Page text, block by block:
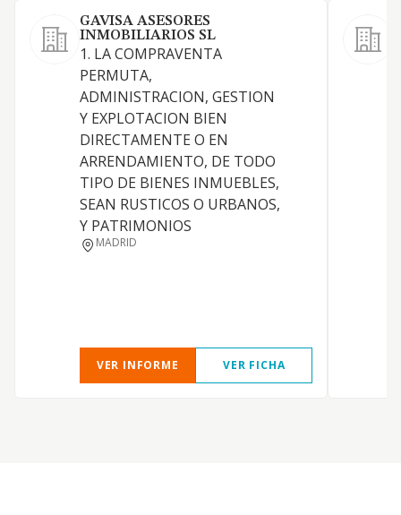
GAVISA ASESORES
INMOBILIARIOS SL
1. LA COMPRAVENTA
PERMUTA,
ADMINISTRACION, GESTION
Y EXPLOTACION BIEN
DIRECTAMENTE O EN
ARRENDAMIENTO, DE TODO
TIPO DE BIENES INMUEBLES,
SEAN RUSTICOS O URBANOS,
Y PATRIMONIOS
MADRID
VER INFORME VER FICHA